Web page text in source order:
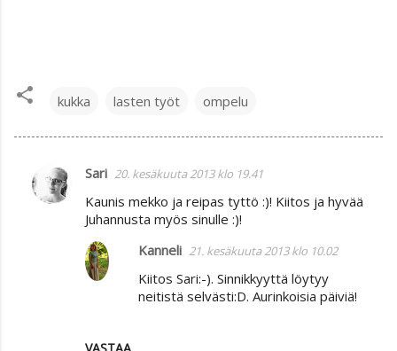
kukka lasten työt ompelu
K
o
Sari 20. kesäkuuta 2013 klo 19.41
Kaunis mekko ja reipas tyttö :)! Kiitos ja hyvää
Juhannusta myös sinulle :)!
VASTAA
Kanneli 21. kesäkuuta 2013 klo 10.02
Kiitos Sari:-). Sinnikkyyttä löytyy
neitistä selvästi:D. Aurinkoisia päiviä!